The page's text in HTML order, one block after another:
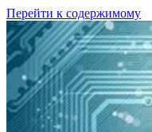
Перейти к содержимому